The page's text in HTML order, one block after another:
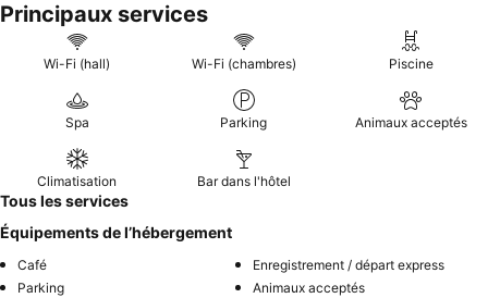
composé de produits locaux et souvent servi au bord de la
piscine. Pour une expérience encore plus agréable, profitez du
service de navette en voiturette de golf
très pratique pour
Principaux services
Wi-Fi (hall) Wi-Fi (chambres) Piscine
Spa Parking Animaux acceptés
Climatisation Bar dans l'hôtel
Tous les services
Équipements de l’hébergement
Café
Enregistrement / départ express
Parking
Animaux acceptés